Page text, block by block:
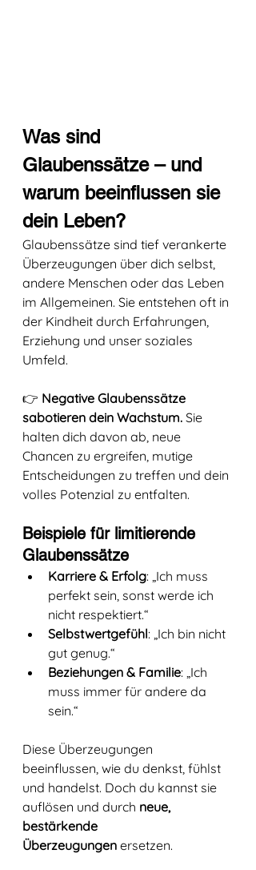
Was sind
Glaubenssätze – und
warum beeinflussen sie
dein Leben?
Glaubenssätze sind tief verankerte
Überzeugungen über dich selbst,
andere Menschen oder das Leben
im Allgemeinen. Sie entstehen oft in
der Kindheit durch Erfahrungen,
Erziehung und unser soziales
Umfeld.
👉 Negative Glaubenssätze
sabotieren dein Wachstum. Sie
halten dich davon ab, neue
Chancen zu ergreifen, mutige
Entscheidungen zu treffen und dein
volles Potenzial zu entfalten.
Beispiele für limitierende
Glaubenssätze
Karriere & Erfolg: „Ich muss
perfekt sein, sonst werde ich
nicht respektiert.“
Selbstwertgefühl: „Ich bin nicht
gut genug.“
Beziehungen & Familie: „Ich
muss immer für andere da
sein.“
Diese Überzeugungen
beeinflussen, wie du denkst, fühlst
und handelst. Doch du kannst sie
auflösen und durch neue,
bestärkende
Überzeugungen ersetzen.